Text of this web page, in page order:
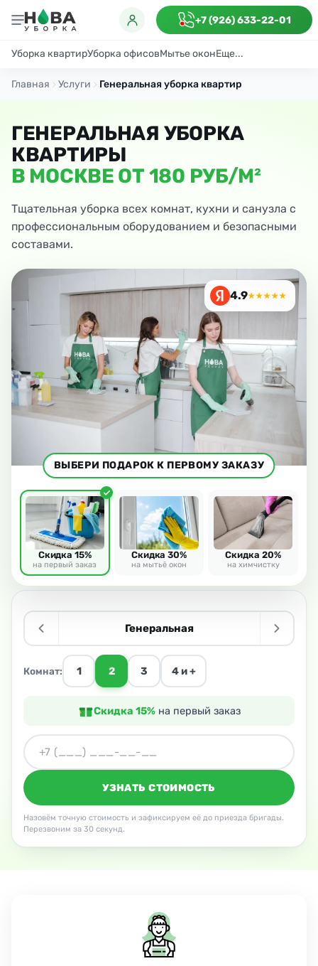
+7 (926) 633-22-01
Уборка квартирУборка офисовМытье оконЕще...
ГенеральнаяПоддерживающаяПосле ремонта
Главная Услуги Генеральная уборка квартир
ГЕНЕРАЛЬНАЯ УБОРКА
КВАРТИРЫ
В МОСКВЕ ОТ 180 РУБ/М²
Тщательная уборка всех комнат, кухни и санузла с
профессиональным оборудованием и безопасными
составами.
Генеральная
Комнат: 1 2 3 4 и +
Скидка 15%на первый заказ
УЗНАТЬ СТОИМОСТЬ
Назовём точную стоимость и зафиксируем её до приезда бригады.
Перезвоним за 30 секунд.
4.9★★★★★
ВЫБЕРИ ПОДАРОК К ПЕРВОМУ ЗАКАЗУ
Скидка 15%
на первый заказ
Скидка 30%
на мытьё окон
Скидка 20%
на химчистку